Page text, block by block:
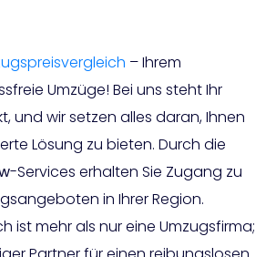
– Ihrem
Umzüge! Bei uns steht Ihr
und wir setzen alles daran, Ihnen
Lösung zu bieten. Durch die
-Services erhalten Sie Zugang zu
in Ihrer Region.
ist mehr als nur eine Umzugsfirma;